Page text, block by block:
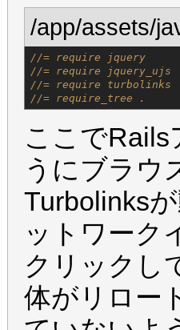
/app/assets/
//= require jquery
//= require jquery_ujs
//= require turbolinks
//= require_tree .
ここで
うにブラウ
Turbolinks
ットワーク
クリックし
体がリロー